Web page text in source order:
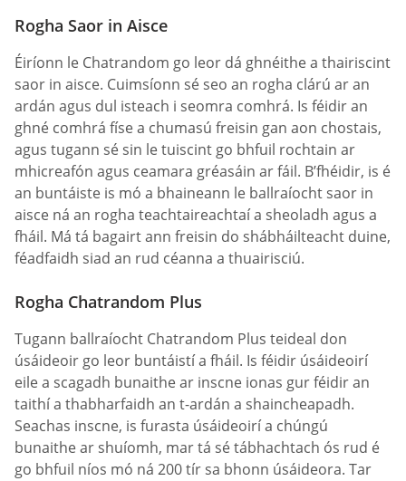
Rogha Saor in Aisce
Éiríonn le Chatrandom go leor dá ghnéithe a thairiscint
saor in aisce. Cuimsíonn sé seo an rogha clárú ar an
ardán agus dul isteach i seomra comhrá. Is féidir an
ghné comhrá físe a chumasú freisin gan aon chostais,
agus tugann sé sin le tuiscint go bhfuil rochtain ar
mhicreafón agus ceamara gréasáin ar fáil. B’fhéidir, is é
an buntáiste is mó a bhaineann le ballraíocht saor in
aisce ná an rogha teachtaireachtaí a sheoladh agus a
fháil. Má tá bagairt ann freisin do shábháilteacht duine,
féadfaidh siad an rud céanna a thuairisciú.
Rogha Chatrandom Plus
Tugann ballraíocht Chatrandom Plus teideal don
úsáideoir go leor buntáistí a fháil. Is féidir úsáideoirí
eile a scagadh bunaithe ar inscne ionas gur féidir an
taithí a thabharfaidh an t-ardán a shaincheapadh.
Seachas inscne, is furasta úsáideoirí a chúngú
bunaithe ar shuíomh, mar tá sé tábhachtach ós rud é
go bhfuil níos mó ná 200 tír sa bhonn úsáideora. Tar